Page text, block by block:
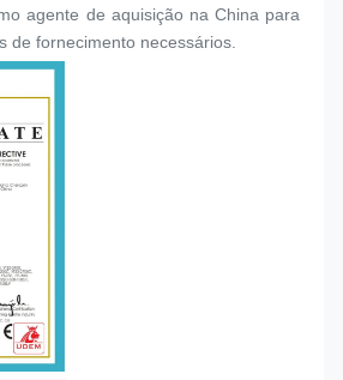
agente de aquisição na China para
de fornecimento necessários.